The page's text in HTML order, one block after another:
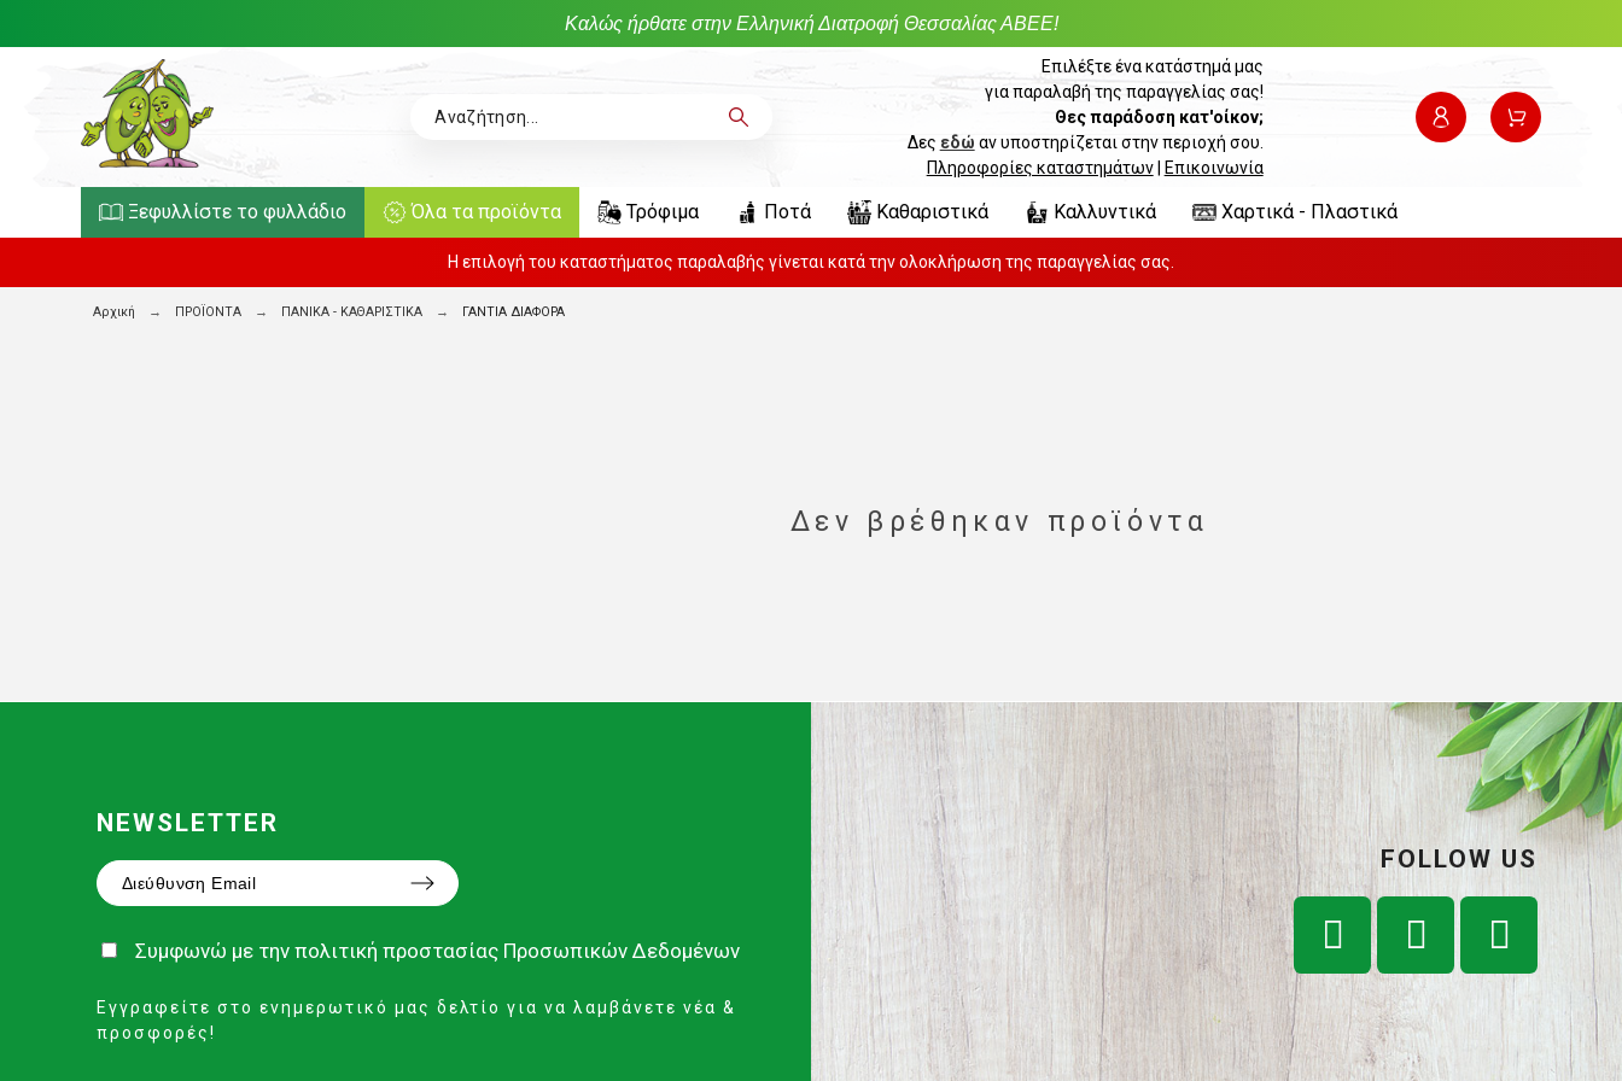
Καλώς ήρθατε στην Ελληνική Διατροφή Θεσσαλίας ΑΒΕΕ!
Επιλέξτε ένα κατάστημά μας
για παραλαβή της παραγγελίας σας!
Θες παράδοση κατ'οίκον;
Δες εδώ αν υποστηρίζεται στην περιοχή σου.
Πληροφορίες καταστημάτων| Επικοινωνία
Ξεφυλλίστε το φυλλάδιο Όλα τα προϊόντα Τρόφιμα Ποτά Καθαριστικά Καλλυντικά Χαρτικά - Πλαστικά
Η επιλογή του καταστήματος παραλαβής γίνεται κατά την ολοκλήρωση της παραγγελίας σας.
Αρχική ΠΡΟΪΟΝΤΑ ΠΑΝΙΚΑ - ΚΑΘΑΡΙΣΤΙΚΑ ΓΑΝΤΙΑ ΔΙΑΦΟΡΑ
Δεν βρέθηκαν προϊόντα
NEWSLETTER
Συμφωνώ με την πολιτική προστασίας Προσωπικών Δεδομένων
Εγγραφείτε στο ενημερωτικό μας δελτίο για να λαμβάνετε νέα &
προσφορές!
FOLLOW US